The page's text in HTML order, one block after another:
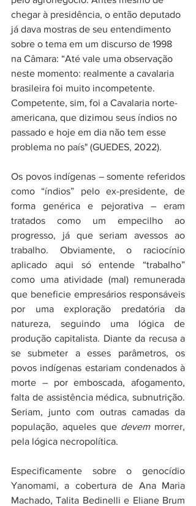
chegar à presidência, o então deputado
já dava mostras de seu entendimento
sobre o tema em um discurso de 1998
na Câmara: “Até vale uma observação
neste momento: realmente a cavalaria
brasileira foi muito incompetente.
Competente, sim, foi a Cavalaria norte-
americana, que dizimou seus índios no
passado e hoje em dia não tem esse
problema no país" (GUEDES, 2022).
Os povos indígenas – somente referidos
como “índios” pelo ex-presidente, de
forma genérica e pejorativa – eram
tratados como um empecilho ao
progresso, já que seriam avessos ao
trabalho. Obviamente, o raciocínio
aplicado aqui só entende “trabalho”
como uma atividade (mal) remunerada
que beneficie empresários responsáveis
por uma exploração predatória da
natureza, seguindo uma lógica de
produção capitalista. Diante da recusa a
se submeter a esses parâmetros, os
povos indígenas estariam condenados à
morte – por emboscada, afogamento,
falta de assistência médica, subnutrição.
Seriam, junto com outras camadas da
população, aqueles que devem morrer,
pela lógica necropolítica.
Especificamente sobre o genocídio
Yanomami, a cobertura de Ana Maria
Machado, Talita Bedinelli e Eliane Brum